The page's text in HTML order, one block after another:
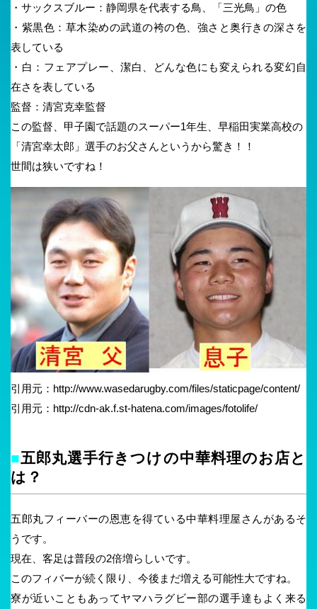
・サックスブルー：静岡県を代表する鳥、「三光鳥」の色
・紫黒色：草木染めの武道の袴の色、強さと奥行きの深さを
表している
・白：フェアプレー、潔白、どんな色にも変えられる変幻自
在さを表している
監督：清宮克幸監督
この監督、甲子園で話題のスーパー1年生、早稲田実業高校の
「清宮幸太郎」選手のお父さんというから驚き！！
世間は狭いですね！
引用元：http://www.wasedarugby.com/files/staticpage/content/
引用元：http://cdn-ak.f.st-hatena.com/images/fotolife/
■五郎丸選手行きつけの中華料理のお店と
は？
五郎丸フィーバーの恩恵を得ている中華料理屋さんがあるそ
うです。
現在、客足は普段の2倍増らしいです。
このフィバーが続く限り、今後まだ増える可能性大ですね。
寮が近いこともあってヤマハラグビー部の選手達もよく来る